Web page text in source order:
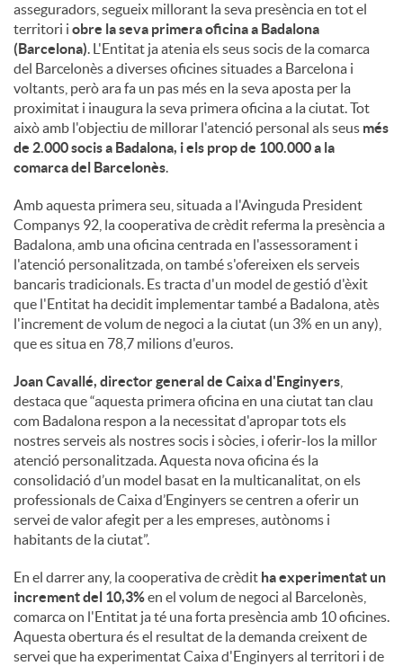
S
o
c
i
a
l
s
asseguradors, segueix millorant la seva presència en tot el
territori i obre la seva primera oficina a Badalona
(Barcelona). L'Entitat ja atenia els seus socis de la comarca
del Barcelonès a diverses oficines situades a Barcelona i
voltants, però ara fa un pas més en la seva aposta per la
proximitat i inaugura la seva primera oficina a la ciutat. Tot
això amb l'objectiu de millorar l'atenció personal als seus més
de 2.000 socis a Badalona, i els prop de 100.000 a la
comarca del Barcelonès.
Amb aquesta primera seu, situada a l'Avinguda President
Companys 92, la cooperativa de crèdit referma la presència a
Badalona, amb una oficina centrada en l'assessorament i
l'atenció personalitzada, on també s'ofereixen els serveis
bancaris tradicionals. Es tracta d'un model de gestió d'èxit
que l'Entitat ha decidit implementar també a Badalona, atès
l'increment de volum de negoci a la ciutat (un 3% en un any),
que es situa en 78,7 milions d'euros.
Joan Cavallé, director general de Caixa d'Enginyers
destaca que “aquesta primera oficina en una ciutat tan clau
com Badalona respon a la necessitat d'apropar tots els
nostres serveis als nostres socis i sòcies, i oferir-los la millor
atenció personalitzada. Aquesta nova oficina és la
consolidació d’un model basat en la multicanalitat, on els
professionals de Caixa d’Enginyers se centren a oferir un
servei de valor afegit per a les empreses, autònoms i
habitants de la ciutat”.
En el darrer any, la cooperativa de crèdit ha experimentat un
increment del 10,3%en el volum de negoci al Barcelonès,
comarca on l'Entitat ja té una forta presència amb 10 oficines.
Aquesta obertura és el resultat de la demanda creixent de
servei que ha experimentat Caixa d'Enginyers al territori i de